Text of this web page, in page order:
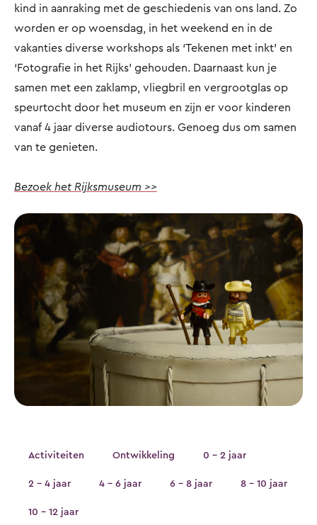
kind in aanraking met de geschiedenis van ons land. Zo
worden er op woensdag, in het weekend en in de
vakanties diverse workshops als ‘Tekenen met inkt’ en
‘Fotografie in het Rijks’ gehouden. Daarnaast kun je
samen met een zaklamp, vliegbril en vergrootglas op
speurtocht door het museum en zijn er voor kinderen
vanaf 4 jaar diverse audiotours. Genoeg dus om samen
van te genieten.
Bezoek het Rijksmuseum >>
Activiteiten Ontwikkeling 0 - 2 jaar
2 - 4 jaar 4 - 6 jaar 6 - 8 jaar 8 - 10 jaar
10 - 12 jaar